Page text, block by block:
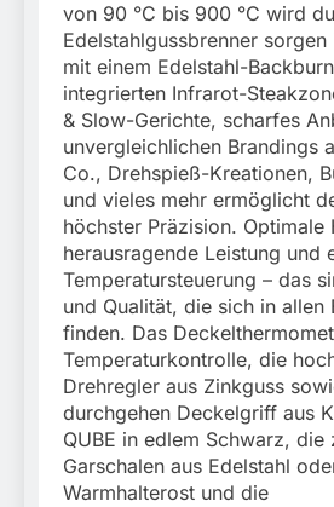
von 90 °C bis 900 °C wird
Edelstahlgussbrenner
mit einem Edelstahl-
integrierten Infrarot-
& Slow-Gerichte, scharfes
unvergleichlichen Brandings
Co., Drehspieß-Kreationen,
und vieles mehr ermöglicht
höchster Präzision. Optimale
herausragende Leistung und
Temperatursteuerung – das
und Qualität, die sich in allen
finden. Das
Temperaturkontrolle, die
Drehregler aus Zinkguss
durchgehen Deckelgriff aus
QUBE in edlem Schwarz, die
Garschalen aus Edelstahl
Warmhalterost und die